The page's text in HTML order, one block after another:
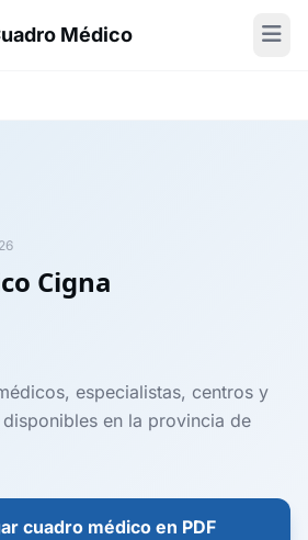
Médico
Cigna
especialistas, centros y
en la provincia de
cuadro médico en PDF